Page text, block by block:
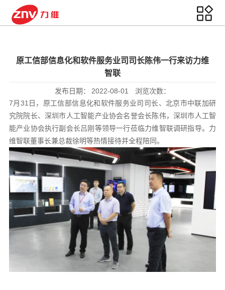
原工信部信息化和软件服务业司司长陈伟一行来访力维
智联
发布日期： 2022-08-01
浏览次数：
7月31日，原工信部信息化和软件服务业司司长、北京市中联加研
究院院长、深圳市人工智能产业协会名誉会长陈伟，深圳市人工智
能产业协会执行副会长吕刚等领导一行莅临力维智联调研指导。力
维智联董事长兼总裁徐明等热情接待并全程陪同。